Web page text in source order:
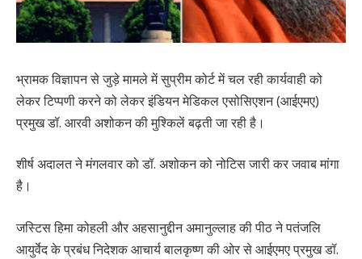
भ्रामक विज्ञापन से जुड़े मामले में सुप्रीम कोर्ट में चल रही कार्यवाही को
लेकर टिप्पणी करने को लेकर इंडियन मेडिकल एसोसिएशन (आईएमए)
प्रमुख डॉ. आरवी अशोकन की मुश्किलें बढ़ती जा रही है।
शीर्ष अदालत ने मंगलवार को डॉ. अशोकन को नोटिस जारी कर जवाब मांगा
है।
जस्टिस हिमा कोहली और अहसानुद्दीन अमानुल्लाह की पीठ ने पतंजलि
आयुर्वेद के प्रबंध निदेशक आचार्य बालकृष्ण की ओर से आईएमए प्रमुख डॉ.